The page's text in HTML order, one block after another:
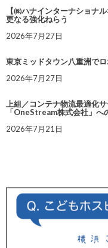
【㈱ハナインターナショナ
更なる強化ねらう
2026年7月27日
東京ミッドタウン八重洲で
2026年7月27日
上組／コンテナ物流最適化
「OneStream株式会社」へ
2026年7月21日